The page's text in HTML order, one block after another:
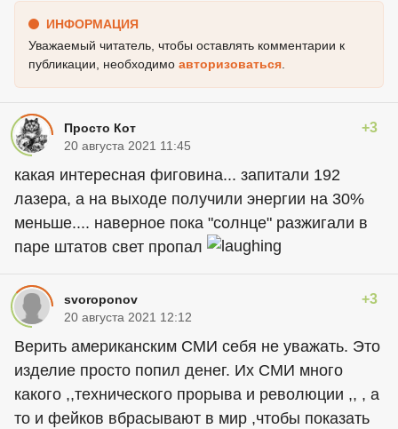
ИНФОРМАЦИЯ
Уважаемый читатель, чтобы оставлять комментарии к
публикации, необходимо авторизоваться
Просто Кот +3
20 августа 2021 11:45
какая интересная фиговина... запитали 192
лазера, а на выходе получили энергии на 30%
меньше.... наверное пока "солнце" разжигали в
паре штатов свет пропал
svoroponov +3
20 августа 2021 12:12
Верить американским СМИ себя не уважать. Это
изделие просто попил денег. Их СМИ много
какого ,,технического прорыва и революции ,, , а
то и фейков вбрасывают в мир ,чтобы показать